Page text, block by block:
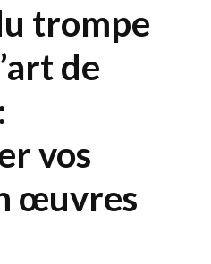
trompe
de
vos
œuvres